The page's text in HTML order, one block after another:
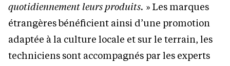
quotidiennement leurs produits. » Les marques
étrangères bénéficient ainsi d’une promotion
adaptée à la culture locale et sur le terrain, les
techniciens sont accompagnés par les experts